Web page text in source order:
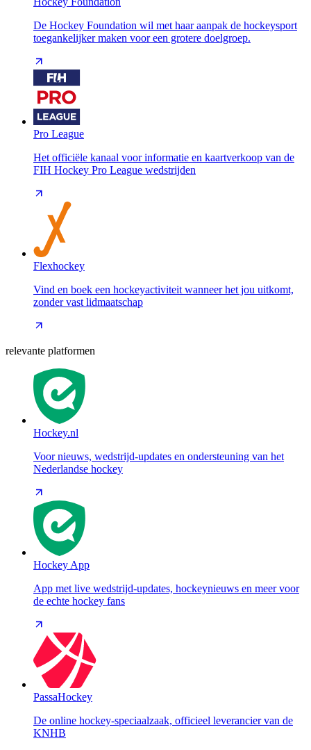
De Hockey Foundation wil met haar aanpak de hockeysport
toegankelijker maken voor een grotere doelgroep.
Pro League
Het officiële kanaal voor informatie en kaartverkoop van de
FIH Hockey Pro League wedstrijden
Flexhockey
Vind en boek een hockeyactiviteit wanneer het jou uitkomt,
zonder vast lidmaatschap
relevante platformen
Hockey.nl
Voor nieuws, wedstrijd-updates en ondersteuning van het
Nederlandse hockey
Hockey App
App met live wedstrijd-updates, hockeynieuws en meer voor
de echte hockey fans
PassaHockey
De online hockey-speciaalzaak, officieel leverancier van de
KNHB